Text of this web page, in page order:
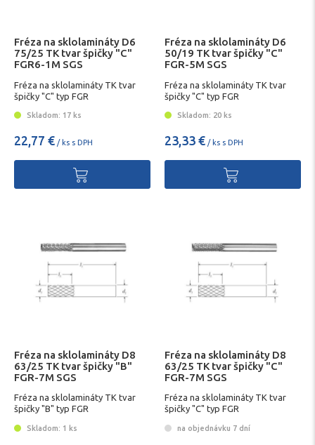
Fréza na sklolamináty D6
75/25 TK tvar špičky "C"
FGR6-1M SGS
Fréza na sklolamináty TK tvar
špičky "C" typ FGR
Skladom: 17 ks
22,77 € / ks s DPH
Fréza na sklolamináty D6
50/19 TK tvar špičky "C"
FGR-5M SGS
Fréza na sklolamináty TK tvar
špičky "C" typ FGR
Skladom: 20 ks
23,33 € / ks s DPH
Fréza na sklolamináty D8
63/25 TK tvar špičky "B"
FGR-7M SGS
Fréza na sklolamináty TK tvar
špičky "B" typ FGR
Skladom: 1 ks
Fréza na sklolamináty D8
63/25 TK tvar špičky "C"
FGR-7M SGS
Fréza na sklolamináty TK tvar
špičky "C" typ FGR
na objednávku 7 dní